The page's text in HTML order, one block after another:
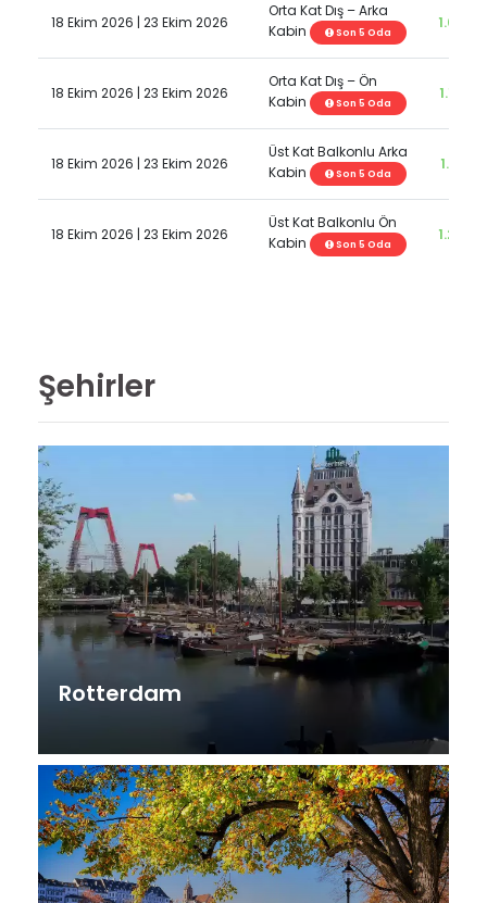
18 Ekim 2026 | 23 Ekim 2026
Orta Kat Dış – Arka
Kabin
Son 5 Oda
18 Ekim 2026 | 23 Ekim 2026
Orta Kat Dış – Ön
Kabin
Son 5 Oda
18 Ekim 2026 | 23 Ekim 2026
Üst Kat Balkonlu Arka
Kabin
Son 5 Oda
18 Ekim 2026 | 23 Ekim 2026
Üst Kat Balkonlu Ön
Kabin
Son 5 Oda
Şehirler
Rotterdam